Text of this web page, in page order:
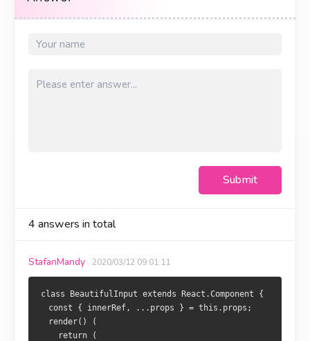
Submit
4 answers in total
StafanMandy 2020/03/12 09:01:11
class BeautifulInput extends React.Component {
  const { innerRef, ...props } = this.props;
  render() (
    return (